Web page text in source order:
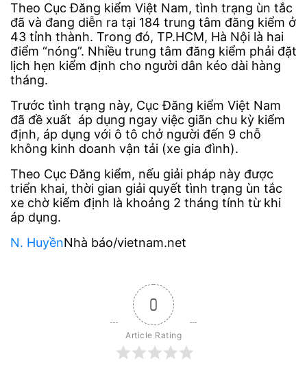
Theo Cục Đăng kiểm Việt Nam, tình trạng ùn tắc
đã và đang diễn ra tại 184 trung tâm đăng kiểm ở
43 tỉnh thành. Trong đó, TP.HCM, Hà Nội là hai
điểm “nóng”. Nhiều trung tâm đăng kiểm phải đặt
lịch hẹn kiểm định cho người dân kéo dài hàng
tháng.
Trước tình trạng này, Cục Đăng kiểm Việt Nam
đã đề xuất áp dụng ngay việc giãn chu kỳ kiểm
định, áp dụng với ô tô chở người đến 9 chỗ
không kinh doanh vận tải (xe gia đình).
Theo Cục Đăng kiểm, nếu giải pháp này được
triển khai, thời gian giải quyết tình trạng ùn tắc
xe chờ kiểm định là khoảng 2 tháng tính từ khi
áp dụng.
N. HuyềnNhà báo/vietnam.net
0
Article Rating